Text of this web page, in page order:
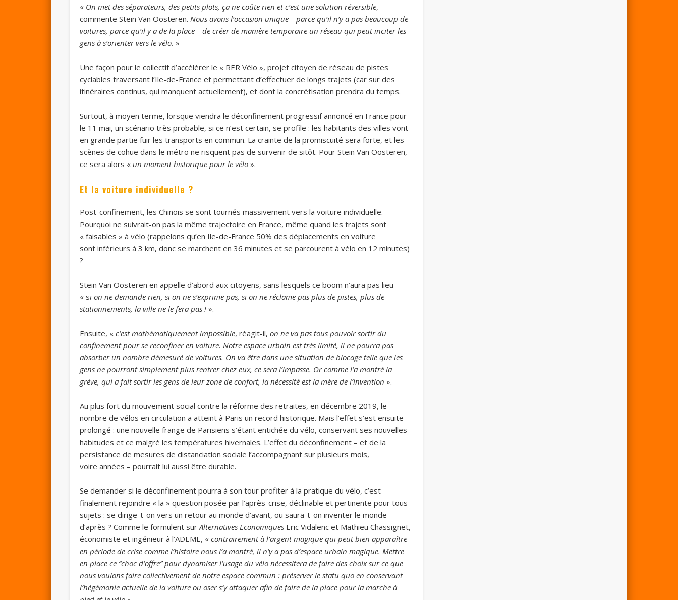
« On met des séparateurs, des petits plots, ça ne coûte rien et c’est une solution réversible,
commente Stein Van Oosteren. Nous avons l’occasion unique – parce qu’il n’y a pas beaucoup de
voitures, parce qu’il y a de la place – de créer de manière temporaire un réseau qui peut inciter les
gens à s’orienter vers le vélo.»
Une façon pour le collectif d’accélérer le « RER Vélo », projet citoyen de réseau de pistes
cyclables traversant l’Ile-de-France et permettant d’effectuer de longs trajets (car sur des
itinéraires continus, qui manquent actuellement), et dont la concrétisation prendra du temps.
Surtout, à moyen terme, lorsque viendra le déconfinement progressif annoncé en France pour
le 11 mai, un scénario très probable, si ce n’est certain, se profile : les habitants des villes vont
en grande partie fuir les transports en commun. La crainte de la promiscuité sera forte, et les
scènes de cohue dans le métro ne risquent pas de survenir de sitôt. Pour Stein Van Oosteren,
ce sera alors «un moment historique pour le vélo».
Et la voiture individuelle ?
Post-confinement, les Chinois se sont tournés massivement vers la voiture individuelle.
Pourquoi ne suivrait-on pas la même trajectoire en France, même quand les trajets sont
« faisables » à vélo (rappelons qu’en Ile-de-France 50% des déplacements en voiture
sont inférieurs à 3 km, donc se marchent en 36 minutes et se parcourent à vélo en 12 minutes)
?
Stein Van Oosteren en appelle d’abord aux citoyens, sans lesquels ce boom n’aura pas lieu –
« si on ne demande rien, si on ne s’exprime pas, si on ne réclame pas plus de pistes, plus de
stationnements, la ville ne le fera pas !».
Ensuite, «c’est mathématiquement impossible, réagit-il,on ne va pas tous pouvoir sortir du
confinement pour se reconfiner en voiture. Notre espace urbain est très limité, il ne pourra pas
absorber un nombre démesuré de voitures. On va être dans une situation de blocage telle que les
gens ne pourront simplement plus rentrer chez eux, ce sera l’impasse. Or comme l’a montré la
grève, qui a fait sortir les gens de leur zone de confort, la nécessité est la mère de l’invention».
Au plus fort du mouvement social contre la réforme des retraites, en décembre 2019, le
nombre de vélos en circulation a atteint à Paris un record historique. Mais l’effet s’est ensuite
prolongé : une nouvelle frange de Parisiens s’étant entichée du vélo, conservant ses nouvelles
habitudes et ce malgré les températures hivernales. L’effet du déconfinement – et de la
persistance de mesures de distanciation sociale l’accompagnant sur plusieurs mois,
voire années – pourrait lui aussi être durable.
Se demander si le déconfinement pourra à son tour profiter à la pratique du vélo, c’est
finalement rejoindre « la » question posée par l’après-crise, déclinable et pertinente pour tous
sujets : se dirige-t-on vers un retour au monde d’avant, ou saura-t-on inventer le monde
d’après ? Comme le formulent surAlternatives Economiques Eric Vidalenc et Mathieu Chassignet,
économiste et ingénieur à l’ADEME, «contrairement à l’argent magique qui peut bien apparaître
en période de crise comme l’histoire nous l’a montré, il n’y a pas d’espace urbain magique. Mettre
en place ce “choc d’offre” pour dynamiser l’usage du vélo nécessitera de faire des choix sur ce que
nous voulons faire collectivement de notre espace commun : préserver le statu quo en conservant
l’hégémonie actuelle de la voiture ou oser s’y attaquer afin de faire de la place pour la marche à